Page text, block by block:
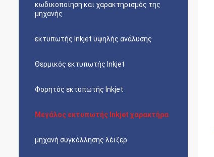
κωδικοποίηση και χαρακτηρισμός της
μηχανής
εκτυπωτής Inkjet υψηλής ανάλυσης
Θερμικός εκτυπωτής Inkjet
Φορητός εκτυπωτής Inkjet
Μεγάλος εκτυπωτής Inkjet χαρακτήρα
μηχανή συγκόλλησης λέιζερ